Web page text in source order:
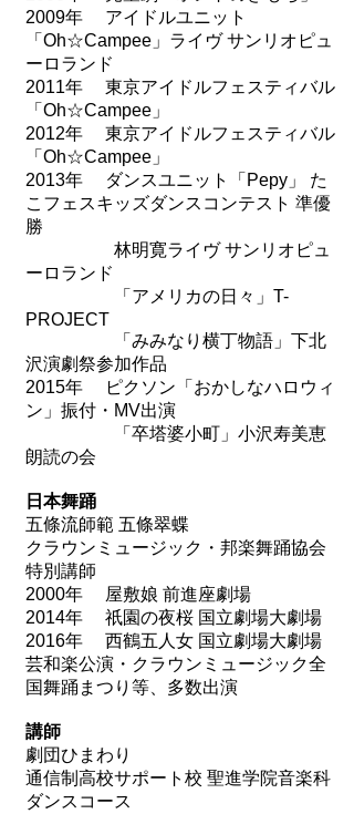
2009年 アイドルユニット
「Oh☆Campee」ライヴ サンリオピュ
ーロランド
2011年 東京アイドルフェスティバル
「Oh☆Campee」
2012年 東京アイドルフェスティバル
「Oh☆Campee」
2013年 ダンスユニット「Pepy」 た
こフェスキッズダンスコンテスト 準優
勝
林明寛ライヴ サンリオピュ
ーロランド
「アメリカの日々」T-
PROJECT
「みみなり横丁物語」下北
沢演劇祭参加作品
2015年 ピクソン「おかしなハロウィ
ン」振付・MV出演
「卒塔婆小町」小沢寿美恵
朗読の会
日本舞踊
五條流師範 五條翠蝶
クラウンミュージック・邦楽舞踊協会
特別講師
2000年 屋敷娘 前進座劇場
2014年 祇園の夜桜 国立劇場大劇場
2016年 西鶴五人女 国立劇場大劇場
芸和楽公演・クラウンミュージック全
国舞踊まつり等、多数出演
講師
劇団ひまわり
通信制高校サポート校 聖進学院音楽科
ダンスコース